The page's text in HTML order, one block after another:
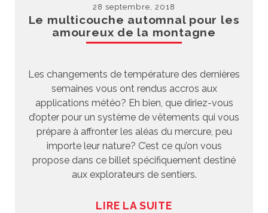
28 septembre, 2018
Le multicouche automnal pour les
amoureux de la montagne
Les changements de température des dernières
semaines vous ont rendus accros aux
applications météo? Eh bien, que diriez-vous
d’opter pour un système de vêtements qui vous
prépare à affronter les aléas du mercure, peu
importe leur nature? C’est ce qu’on vous
propose dans ce billet spécifiquement destiné
aux explorateurs de sentiers.
LIRE LA SUITE